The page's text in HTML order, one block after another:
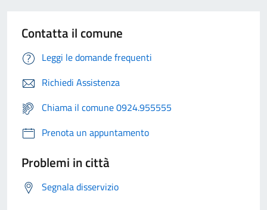
Contatta il comune
Leggi le domande frequenti
Richiedi Assistenza
Chiama il comune 0924.955555
Prenota un appuntamento
Problemi in città
Segnala disservizio